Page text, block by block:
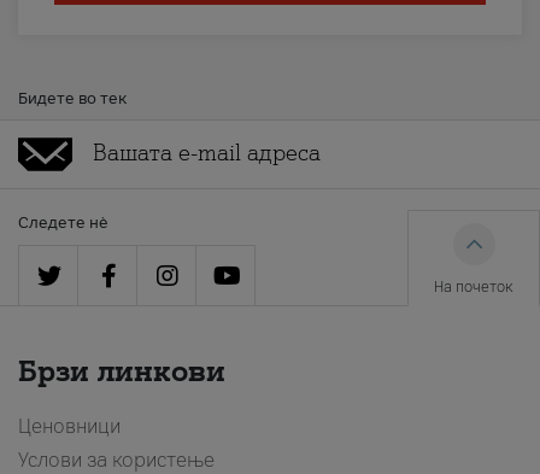
Бидете во тек
Следете нè
На почеток
Брзи линкови
Ценовници
Услови за користење